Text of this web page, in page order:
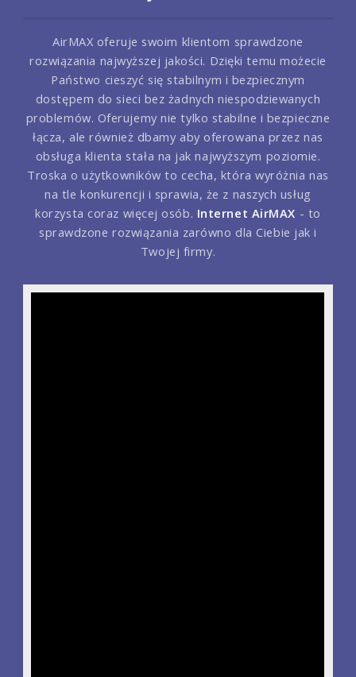
AirMAX oferuje swoim klientom sprawdzone
rozwiązania najwyższej jakości. Dzięki temu możecie
Państwo cieszyć się stabilnym i bezpiecznym
dostępem do sieci bez żadnych niespodziewanych
problemów. Oferujemy nie tylko stabilne i bezpieczne
łącza, ale również dbamy aby oferowana przez nas
obsługa klienta stała na jak najwyższym poziomie.
Troska o użytkowników to cecha, która wyróżnia nas
na tle konkurencji i sprawia, że z naszych usług
korzysta coraz więcej osób. Internet AirMAX - to
sprawdzone rozwiązania zarówno dla Ciebie jak i
Twojej firmy.